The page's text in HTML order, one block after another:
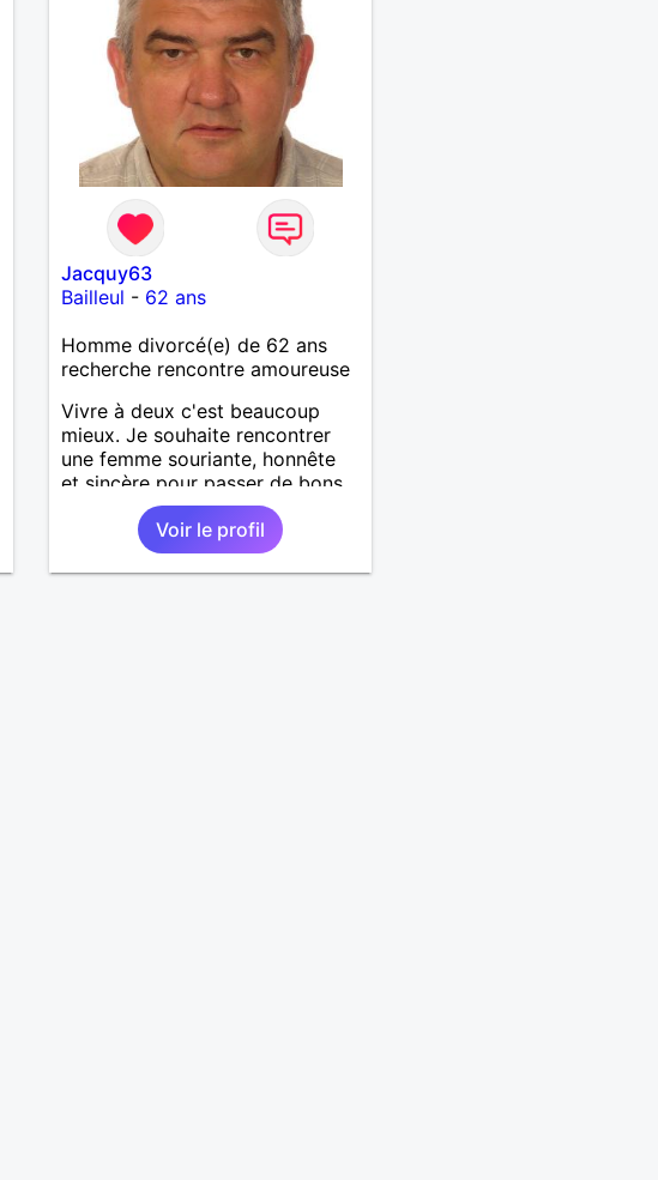
Jacquy63
Bailleul - 62 ans
Homme divorcé(e) de 62 ans
recherche rencontre amoureuse
Vivre à deux c'est beaucoup
mieux. Je souhaite rencontrer
une femme souriante, honnête
et sincère pour passer de bons
moments, qui aime plaisanter, se
balader et partager, je le
souhaite, notre complicité.
J'aime beaucoup les chantiers
Voir le profil